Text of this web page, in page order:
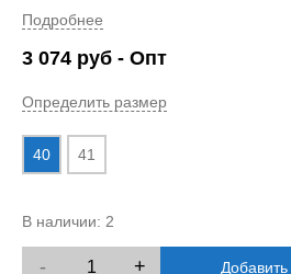
Подробнее
3 074 руб - Опт
Определить размер
40 41
В наличии: 2
- + Добавить